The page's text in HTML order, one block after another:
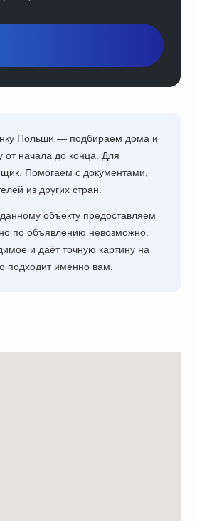
Польши — подбираем дома и
от начала до конца. Для
Помогаем с документами,
из других стран.
объекту предоставляем
по объявлению невозможно.
и даёт точную картину на
подходит именно вам.